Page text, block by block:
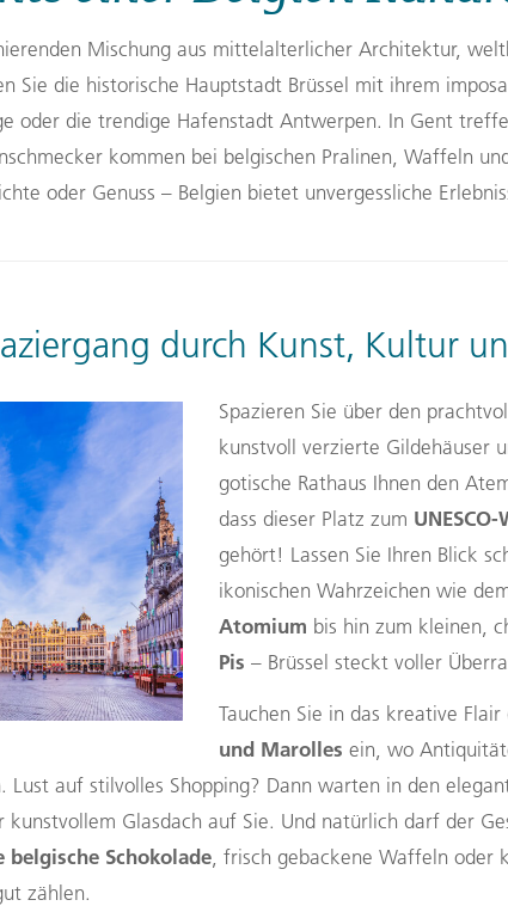
Mischung aus mittelalterlicher Architektur,
Sie die historische Hauptstadt Brüssel mit ihrem
oder die trendige Hafenstadt Antwerpen. In Gent
kommen bei belgischen Pralinen, Waffeln
oder Genuss – Belgien bietet unvergessliche
durch Kunst, Kultur
Spazieren Sie über den
kunstvoll verzierte Gildehäuser
gotische Rathaus Ihnen den
dass dieser Platz zum
gehört! Lassen Sie Ihren Blick
ikonischen Wahrzeichen wie
Atomium bis hin zum kleinen,
Pis – Brüssel steckt voller
Tauchen Sie in das kreative
und Marolles ein, wo
auf stilvolles Shopping? Dann warten in den
Glasdach auf Sie. Und natürlich darf der
belgische Schokolade , frisch gebackene Waffeln oder
zählen.